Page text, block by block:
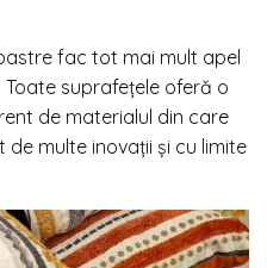
fac tot mai mult apel
Toate suprafețele oferă o
de materialul din care
multe inovații și cu limite